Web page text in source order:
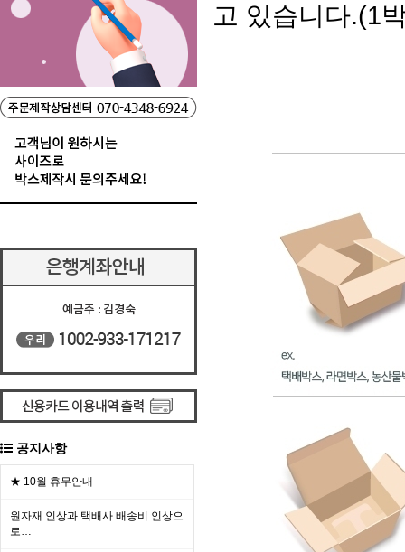
공지사항
★ 10월 휴무안내
원자재 인상과 택배사 배송비 인상으
로…
고 있습니다.(1